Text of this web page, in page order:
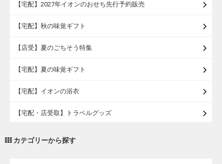
【宅配】2027年イオンのおせち先行予約販売
【宅配】秋の味覚ギフト
【店受】夏のごちそう特集
【宅配】夏の味覚ギフト
【宅配】イオンの浴衣
【宅配・店受取】トラベルグッズ
カテゴリーから探す